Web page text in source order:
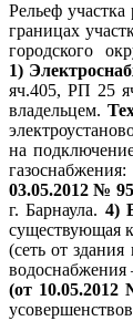
Рельеф
границах
городского
1)
яч.405, РП 25
владельцем.
на
03.05.2012 №
г. Барнаула. 4)
существующая
(сеть от
водоснабжения
(от